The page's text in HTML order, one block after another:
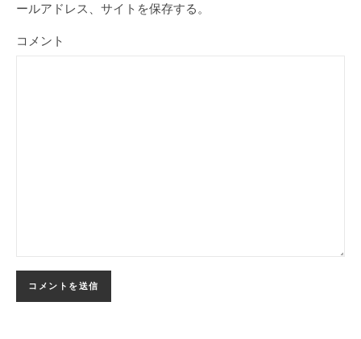
ールアドレス、サイトを保存する。
コメント